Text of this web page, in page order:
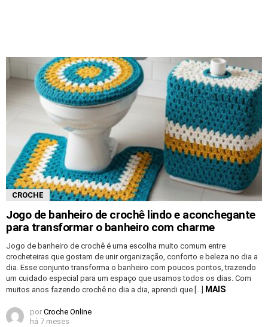
CROCHE
Jogo de banheiro de crochê lindo e aconchegante
para transformar o banheiro com charme
Jogo de banheiro de crochê é uma escolha muito comum entre
crocheteiras que gostam de unir organização, conforto e beleza no dia a
dia. Esse conjunto transforma o banheiro com poucos pontos, trazendo
um cuidado especial para um espaço que usamos todos os dias. Com
muitos anos fazendo crochê no dia a dia, aprendi que […]
MAIS
por Croche Online
há 7 meses